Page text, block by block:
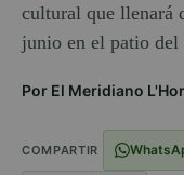
cultural que llenará
junio en el patio
Por El Meridiano
COMPARTIR